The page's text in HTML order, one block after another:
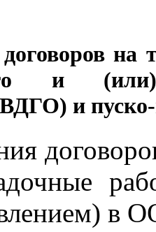
на
и (или)
и
в